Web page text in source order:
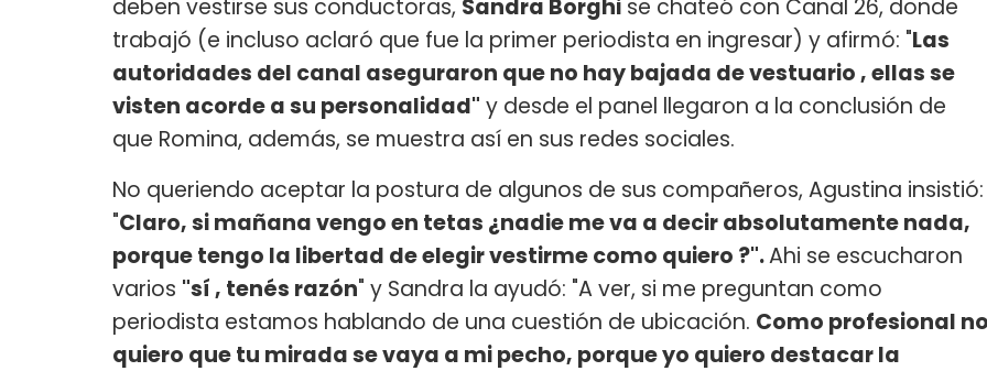
deben vestirse sus conductoras, Sandra Borghi se chateó con Canal 26, donde
trabajó (e incluso aclaró que fue la primer periodista en ingresar) y afirmó: "Las
autoridades del canal aseguraron que no hay bajada de vestuario , ellas se
visten acorde a su personalidad" y desde el panel llegaron a la conclusión de
que Romina, además, se muestra así en sus redes sociales.
No queriendo aceptar la postura de algunos de sus compañeros, Agustina insistió:
"Claro, si mañana vengo en tetas ¿nadie me va a decir absolutamente nada,
porque tengo la libertad de elegir vestirme como quiero ?".Ahi se escucharon
varios "sí , tenés razón" y Sandra la ayudó: "A ver, si me preguntan como
periodista estamos hablando de una cuestión de ubicación. Como profesional
quiero que tu mirada se vaya a mi pecho, porque yo quiero destacar la